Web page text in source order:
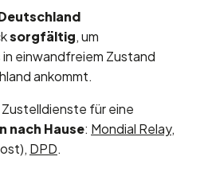
sorgfältig, um
in einwandfreiem Zustand
ankommt.
für eine
nach Hause: Mondial Relay,
DPD.